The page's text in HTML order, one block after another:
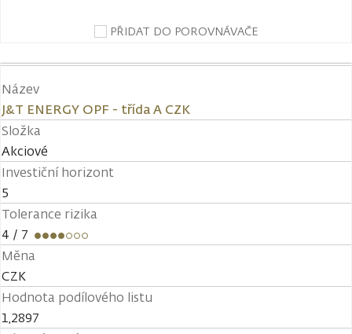
PŘIDAT DO POROVNÁVAČE
Název
J&T ENERGY OPF - třída A CZK
Složka
Akciové
Investiční horizont
5
Tolerance rizika
4 / 7
Měna
CZK
Hodnota podílového listu
1,2897